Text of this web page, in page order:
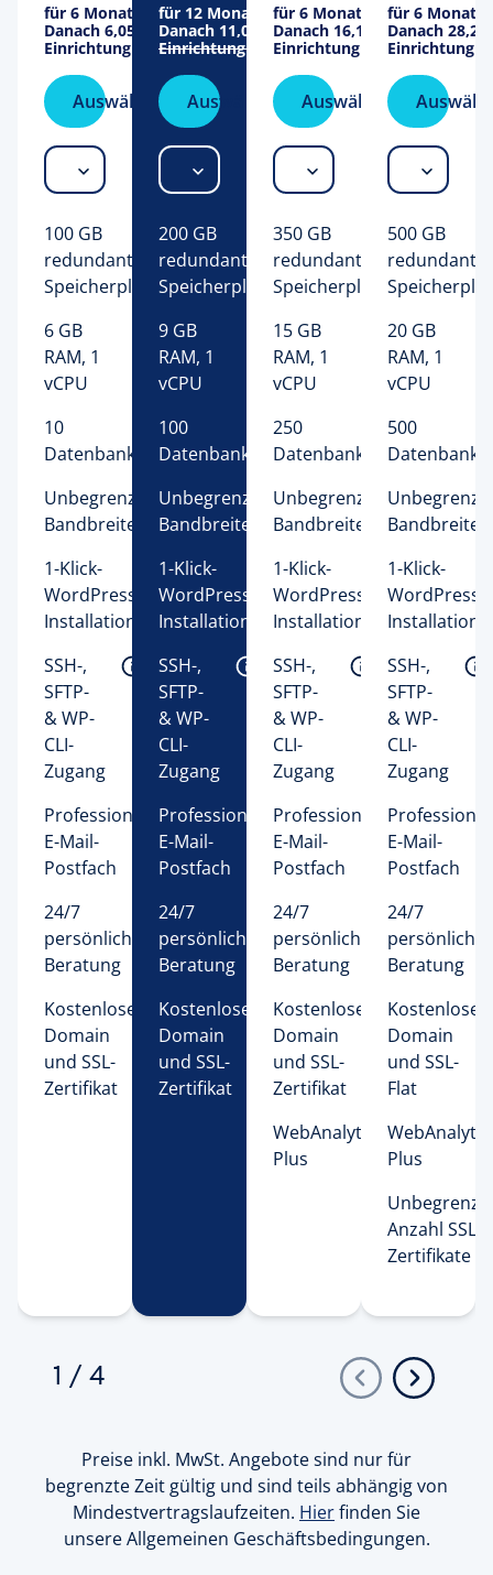
für 6 Monate
Danach 6,05 €
/Monat
Einrichtung
10,08 €
Auswählen
100 GB
redundanter
Speicherplatz
6 GB
RAM, 1
vCPU
10
Datenbanken
Unbegrenzte
Bandbreite
1-Klick-
WordPress-
Installation
SSH-,
SFTP-
& WP-
CLI-
Zugang
Professionelles
E-Mail-
Postfach
24/7
persönliche
Beratung
Kostenlose
Domain
und SSL-
Zertifikat
für 12 Monate
Danach 11,09 €
/Monat
Einrichtung
10,08 €
Auswählen
200 GB
redundanter
Speicherplatz
9 GB
RAM, 1
vCPU
100
Datenbanken
Unbegrenzte
Bandbreite
1-Klick-
WordPress-
Installation
SSH-,
SFTP-
& WP-
CLI-
Zugang
Professionelles
E-Mail-
Postfach
24/7
persönliche
Beratung
Kostenlose
Domain
und SSL-
Zertifikat
für 6 Monate
Danach 16,13 €
/Monat
Einrichtung
10,08 €
Auswählen
350 GB
redundanter
Speicherplatz
15 GB
RAM, 1
vCPU
250
Datenbanken
Unbegrenzte
Bandbreite
1-Klick-
WordPress-
Installation
SSH-,
SFTP-
& WP-
CLI-
Zugang
Professionelles
E-Mail-
Postfach
24/7
persönliche
Beratung
Kostenlose
Domain
und SSL-
Zertifikat
WebAnalytics
Plus
für 6 Monate
Danach 28,24
Einrichtung
500 GB
20 GB
RAM, 1
vCPU
500
Bandbreite
1-Klick-
WordPress-
Installation
SSH-,
SFTP-
& WP-
CLI-
Zugang
E-Mail-
Postfach
24/7
persönliche
Beratung
Kostenlose
Domain
und SSL-
Flat
Plus
Anzahl SSL-
Zertifikate
1 / 4
Preise inkl. MwSt. Angebote sind nur für
begrenzte Zeit gültig und sind teils abhängig von
Mindestvertragslaufzeiten. Hierfinden Sie
unsere Allgemeinen Geschäftsbedingungen.